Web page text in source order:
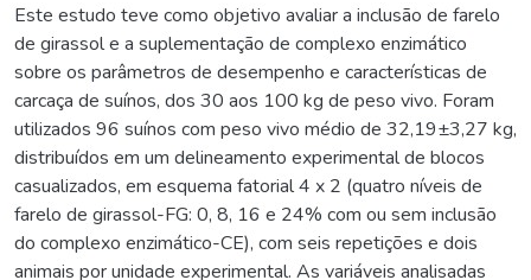
Este estudo teve como objetivo avaliar a inclusão de farelo
de girassol e a suplementação de complexo enzimático
sobre os parâmetros de desempenho e características de
carcaça de suínos, dos 30 aos 100 kg de peso vivo. Foram
utilizados 96 suínos com peso vivo médio de 32,19±3,27 kg,
distribuídos em um delineamento experimental de blocos
casualizados, em esquema fatorial 4 x 2 (quatro níveis de
farelo de girassol-FG: 0, 8, 16 e 24% com ou sem inclusão
do complexo enzimático-CE), com seis repetições e dois
animais por unidade experimental. As variáveis analisadas